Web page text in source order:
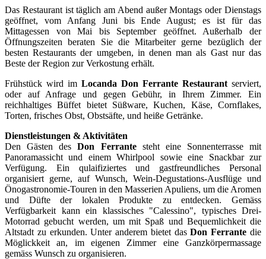
Das Restaurant ist täglich am Abend außer Montags oder Dienstags
geöffnet, vom Anfang Juni bis Ende August; es ist für das
Mittagessen von Mai bis September geöffnet. Außerhalb der
Öffnungszeiten beraten Sie die Mitarbeiter gerne bezüglich der
besten Restaurants der umgeben, in denen man als Gast nur das
Beste der Region zur Verkostung erhält.
Frühstück wird im Locanda Don Ferrante Restaurant serviert,
oder auf Anfrage und gegen Gebühr, in Ihrem Zimmer. Ein
reichhaltiges Büffet bietet Süßware, Kuchen, Käse, Cornflakes,
Torten, frisches Obst, Obstsäfte, und heiße Getränke.
Dienstleistungen & Aktivitäten
Den Gästen desDon Ferrantesteht eine Sonnenterrasse mit
Panoramassicht und einem Whirlpool sowie eine Snackbar zur
Verfügung. Ein qulaifiziertes und gastfreundliches Personal
organisiert gerne, auf Wunsch, Wein-Degustations-Ausflüge und
Önogastronomie-Touren in den Masserien Apuliens, um die Aromen
und Düfte der lokalen Produkte zu entdecken. Gemäss
Verfügbarkeit kann ein klassisches "Calessino", typisches Drei-
Motorrad gebucht werden, um mit Spaß und Bequemlichkeit die
Altstadt zu erkunden. Unter anderem bietet dasDon Ferrante die
Möglickkeit an, im eigenen Zimmer eine Ganzkörpermassage
gemäss Wunsch zu organisieren.